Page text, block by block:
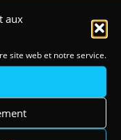
aux
site web et notre service.
TV